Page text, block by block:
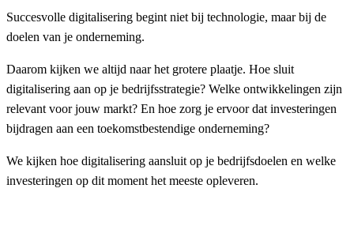
Succesvolle digitalisering begint niet bij technologie, maar bij de
doelen van je onderneming.
Daarom kijken we altijd naar het grotere plaatje. Hoe sluit
digitalisering aan op je bedrijfsstrategie? Welke ontwikkelingen zijn
relevant voor jouw markt? En hoe zorg je ervoor dat investeringen
bijdragen aan een toekomstbestendige onderneming?
We kijken hoe digitalisering aansluit op je bedrijfsdoelen en welke
investeringen op dit moment het meeste opleveren.